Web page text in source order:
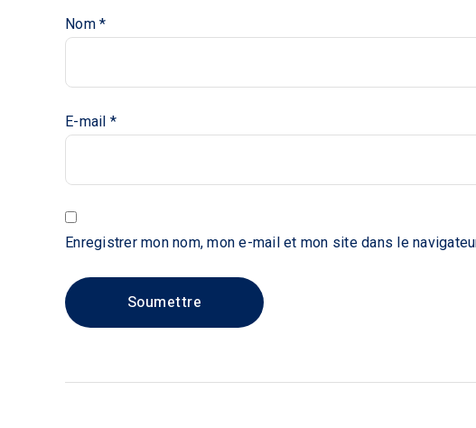
Nom *
E-mail *
Enregistrer mon nom, mon e-mail et mon site dans le